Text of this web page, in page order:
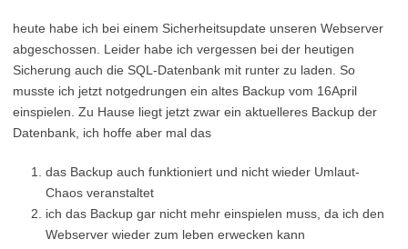
heute habe ich bei einem Sicherheitsupdate unseren Webserver
abgeschossen. Leider habe ich vergessen bei der heutigen
Sicherung auch die SQL-Datenbank mit runter zu laden. So
musste ich jetzt notgedrungen ein altes Backup vom 16April
einspielen. Zu Hause liegt jetzt zwar ein aktuelleres Backup der
Datenbank, ich hoffe aber mal das
das Backup auch funktioniert und nicht wieder Umlaut-
Chaos veranstaltet
ich das Backup gar nicht mehr einspielen muss, da ich den
Webserver wieder zum leben erwecken kann